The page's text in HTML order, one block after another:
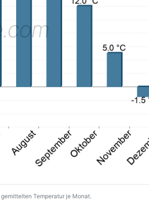
Temperatur je Monat.